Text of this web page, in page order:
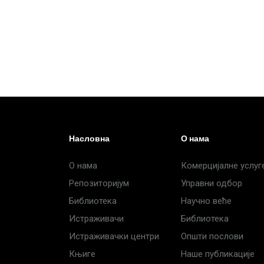
Насловна
О нама
Репозиторијум
Библиотека
Истраживачи
Истраживачки центри
Књиге
О нама
Комерцијалне
Управни одбор
Научно веће
Библиотека
Општи послови
Наше публикације